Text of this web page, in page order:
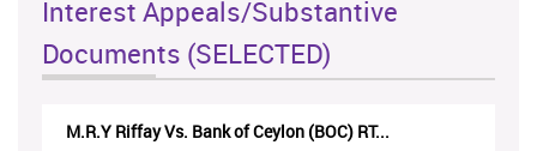
Interest Appeals/Substantive
Documents (SELECTED)
M.R.Y Riffay Vs. Bank of Ceylon (BOC) RT...